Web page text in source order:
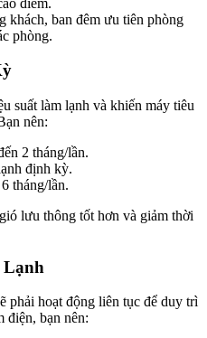
khách, ban đêm ưu tiên phòng
phòng.
suất làm lạnh và khiến máy tiêu
nên:
2 tháng/lần.
định kỳ.
tháng/lần.
lưu thông tốt hơn và giảm thời
Lạnh​
phải hoạt động liên tục để duy trì
điện, bạn nên: